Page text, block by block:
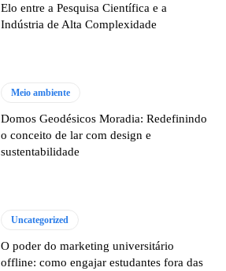
Elo entre a Pesquisa Científica e a
Indústria de Alta Complexidade
Meio ambiente
Domos Geodésicos Moradia: Redefinindo
o conceito de lar com design e
sustentabilidade
Uncategorized
O poder do marketing universitário
offline: como engajar estudantes fora das